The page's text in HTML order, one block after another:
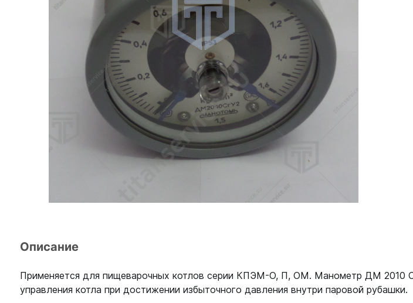
Описание
Применяется для пищеварочных котлов серии КПЭМ-О, П, ОМ. Манометр ДМ 2010
управления котла при достижении избыточного давления внутри паровой рубашки.